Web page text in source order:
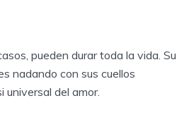
pueden durar toda la vida. Su
nadando con sus cuellos
del amor.